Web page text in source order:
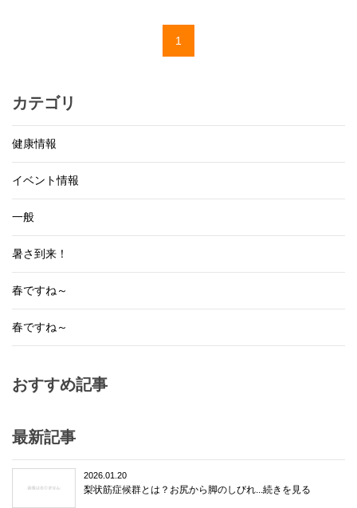
1
カテゴリ
健康情報
イベント情報
一般
暑さ到来！
春ですね～
春ですね～
おすすめ記事
最新記事
2026.01.20
梨状筋症候群とは？お尻から脚のしびれ...続きを見る